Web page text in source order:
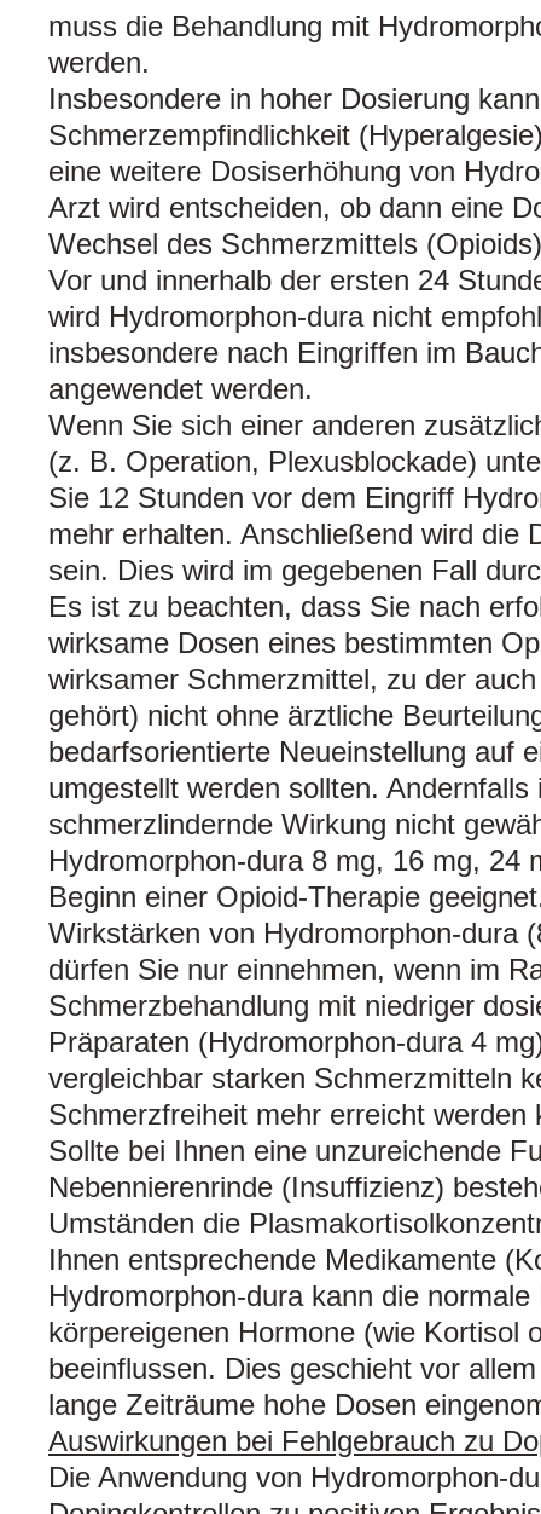
muss die Behandlung mit
werden.
Insbesondere in hoher Dosierung
Schmerzempfindlichkeit
eine weitere Dosiserhöhung von
Arzt wird entscheiden, ob dann eine
Wechsel des Schmerzmittels
Vor und innerhalb der ersten 24
wird Hydromorphon-dura nicht
insbesondere nach Eingriffen im
angewendet werden.
Wenn Sie sich einer anderen
(z. B. Operation, Plexusblockade)
Sie 12 Stunden vor dem Eingriff
mehr erhalten. Anschließend wird die
sein. Dies wird im gegebenen Fall
Es ist zu beachten, dass Sie nach
wirksame Dosen eines bestimmten
wirksamer Schmerzmittel, zu der
gehört) nicht ohne ärztliche
bedarfsorientierte Neueinstellung auf
umgestellt werden sollten.
schmerzlindernde Wirkung nicht
Hydromorphon-dura 8 mg, 16 mg, 24
Beginn einer Opioid-Therapie
Wirkstärken von Hydromorphon-dura
dürfen Sie nur einnehmen, wenn im
Schmerzbehandlung mit niedriger
Präparaten (Hydromorphon-dura 4
vergleichbar starken Schmerzmitteln
Schmerzfreiheit mehr erreicht werden
Sollte bei Ihnen eine unzureichende
Nebennierenrinde (Insuffizienz)
Umständen die
Ihnen entsprechende Medikamente
Hydromorphon-dura kann die
körpereigenen Hormone (wie Kortisol
beeinflussen. Dies geschieht vor
lange Zeiträume hohe Dosen
Auswirkungen bei Fehlgebrauch zu
Die Anwendung von Hydromorphon-